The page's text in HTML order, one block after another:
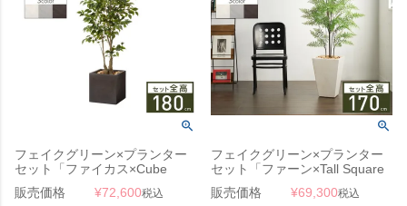
フェイクグリーン×プランター
セット「ファイカス×Cube
w/g」[高さ180cm・人工樹木・
人工観葉植物] フィカス
販売価格 ¥72,600税込
フェイクグリーン×プランター
セット「ファーン×Tall Square
w/g」[高さ170cm・人工樹木・
人工観葉植物]
販売価格 ¥69,300税込